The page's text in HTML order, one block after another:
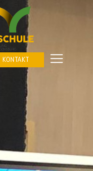
KONTAKT
cham.de